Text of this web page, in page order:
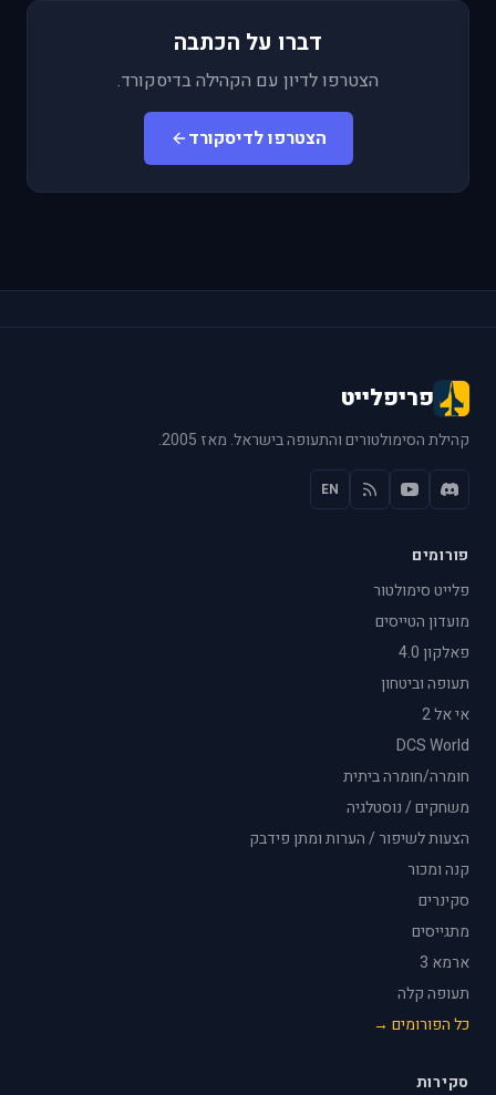
דברו על הכתבה
הצטרפו לדיון עם הקהילה בדיסקורד.
הצטרפו לדיסקורד
פריפלייט
קהילת הסימולטורים והתעופה בישראל. מאז 2005.
EN
פורומים
פלייט סימולטור
מועדון הטייסים
פאלקון 4.0
תעופה וביטחון
אי אל 2
DCS World
חומרה/חומרה ביתית
משחקים / נוסטלגיה
הצעות לשיפור / הערות ומתן פידבק
קנה ומכור
סקינרים
מתגייסים
ארמא 3
תעופה קלה
כל הפורומים →
סקירות